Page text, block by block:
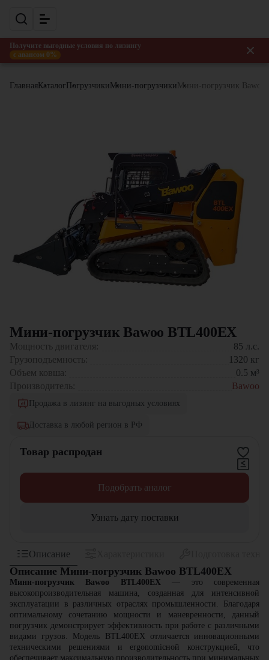
Получите выгодные условия по лизингу
с авансом 0%
Главная Каталог Погрузчики Мини-погрузчики Мини-погрузчик
Мини-погрузчик Bawoo BTL400EX
Мощность двигателя: 85 л.с.
Грузоподъемность:
1320 кг
Объем ковша:
0.5 м³
Производитель:
Bawoo
Продажа в лизинг на выгодных условиях
Доставка в любой регион в РФ
Товар распродан
Подобрать аналог
Узнать дату поставки
Описание
Описание Мини-погрузчик Bawoo BTL400EX
Мини-погрузчик Bawoo BTL400EX— это современная
высокопроизводительная машина, созданная для интенсивной
эксплуатации в различных отраслях промышленности. Благодаря
оптимальному сочетанию мощности и маневренности, данный
погрузчик демонстрирует эффективность при работе с различными
видами грузов. Модель BTL400EX отличается инновационными
техническими решениями и ergonomicной конструкцией, что
обеспечивает максимальную производительность при минимальных